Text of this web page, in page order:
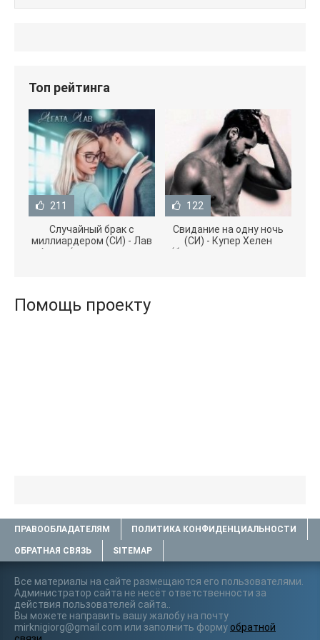
Топ рейтинга
211
Случайный брак с
миллиардером (СИ) - Лав
Агата (полная версия
122
Свидание на одну ночь
(СИ) - Купер Хелен
(бесплатные серии книг
Помощь проекту
ПРАВООБЛАДАТЕЛЯМ ПОЛИТИКА КОНФИДЕНЦИАЛЬНОСТИ
ОБРАТНАЯ СВЯЗЬ SITEMAP
Все материалы на сайте размещаются его пользователями.
Администратор сайта не несёт ответственности за
действия пользователей сайта..
Вы можете направить вашу жалобу на почту
mirknigiorg@gmail.com или заполнить форму обратной